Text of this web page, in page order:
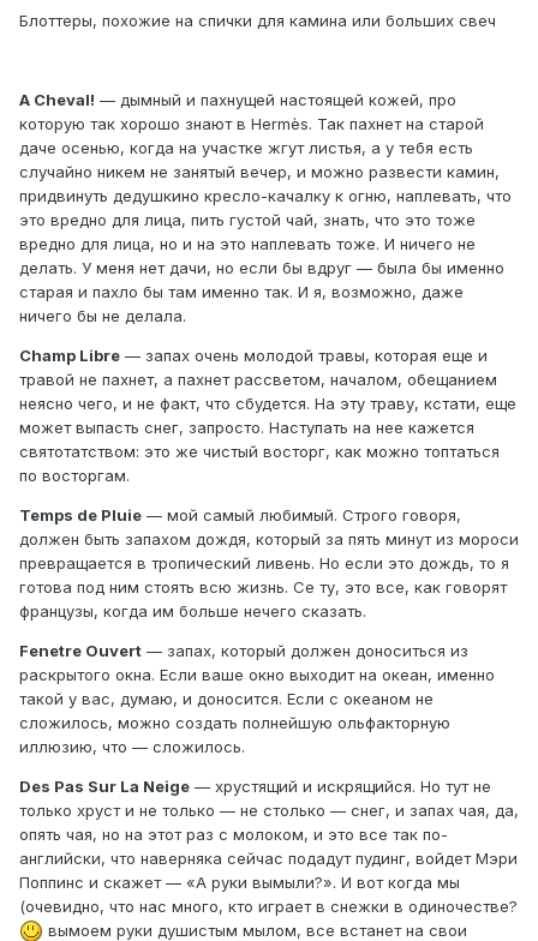
Блоттеры, похожие на спички для камина или больших свеч
A Cheval! — дымный и пахнущей настоящей кожей, про
которую так хорошо знают в Hermès. Так пахнет на старой
даче осенью, когда на участке жгут листья, а у тебя есть
случайно никем не занятый вечер, и можно развести камин,
придвинуть дедушкино кресло-качалку к огню, наплевать, что
это вредно для лица, пить густой чай, знать, что это тоже
вредно для лица, но и на это наплевать тоже. И ничего не
делать. У меня нет дачи, но если бы вдруг — была бы именно
старая и пахло бы там именно так. И я, возможно, даже
ничего бы не делала.
Champ Libre — запах очень молодой травы, которая еще и
травой не пахнет, а пахнет рассветом, началом, обещанием
неясно чего, и не факт, что сбудется. На эту траву, кстати, еще
может выпасть снег, запросто. Наступать на нее кажется
святотатством: это же чистый восторг, как можно топтаться
по восторгам.
Temps de Pluie — мой самый любимый. Строго говоря,
должен быть запахом дождя, который за пять минут из мороси
превращается в тропический ливень. Но если это дождь, то я
готова под ним стоять всю жизнь. Се ту, это все, как говорят
французы, когда им больше нечего сказать.
Fenetre Ouvert — запах, который должен доноситься из
раскрытого окна. Если ваше окно выходит на океан, именно
такой у вас, думаю, и доносится. Если с океаном не
сложилось, можно создать полнейшую ольфакторную
иллюзию, что — сложилось.
Des Pas Sur La Neige — хрустящий и искрящийся. Но тут не
только хруст и не только — не столько — снег, и запах чая, да,
опять чая, но на этот раз с молоком, и это все так по-
английски, что наверняка сейчас подадут пудинг, войдет Мэри
Поппинс и скажет — «А руки вымыли?». И вот когда мы
(очевидно, что нас много, кто играет в снежки в одиночестве?
вымоем руки душистым мылом, все встанет на свои